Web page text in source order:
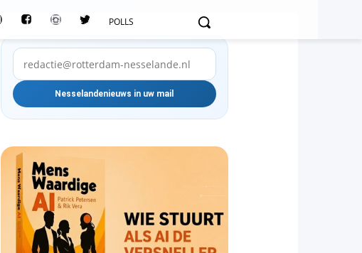
POLLS